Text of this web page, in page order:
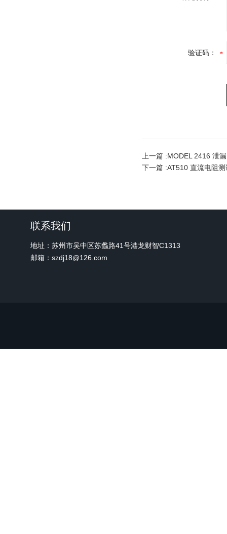
验证码：
上一篇 :MODEL 2416 泄
下一篇 :AT510 直流电阻测
联系我们
地址：苏州市吴中区苏蠡路41号港龙财智C1313
邮箱：szdj18@126.com